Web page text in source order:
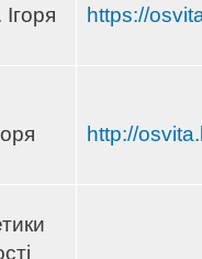
https://
http://